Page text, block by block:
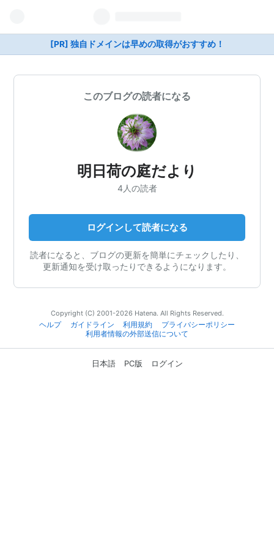
[PR] 独自ドメインは早めの取得がおすすめ！
このブログの読者になる
明日荷の庭だより
4人の読者
ログインして読者になる
読者になると、ブログの更新を簡単にチェックしたり、
更新通知を受け取ったりできるようになります。
Copyright (C) 2001-2026 Hatena. All Rights Reserved.
ヘルプ
ガイドライン 利用規約
プライバシーポリシー
利用者情報の外部送信について
日本語 PC版 ログイン